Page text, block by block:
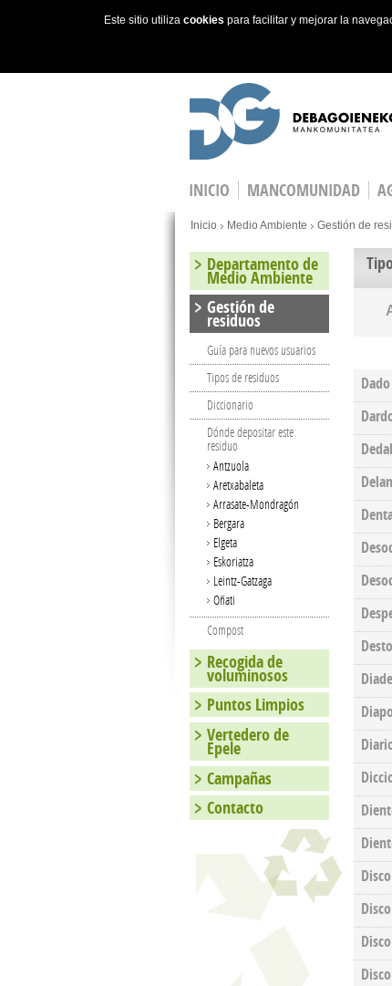
Este sitio utiliza cookies para facilitar y mejorar la
INICIO MANCOMUNIDAD
You are here
Inicio Medio Ambiente Gestión de
Dado
Dedal
Departamento de
Medio Ambiente
Gestión de
residuos
Guía para nuevos usuarios
Tipos de residuos
Diccionario
Dónde depositar este
residuo
Antzuola
Aretxabaleta
Arrasate-Mondragón
Bergara
Elgeta
Eskoriatza
Leintz-Gatzaga
Oñati
Compost
Recogida de
voluminosos
Puntos Limpios
Vertedero de
Epele
Campañas
Contacto